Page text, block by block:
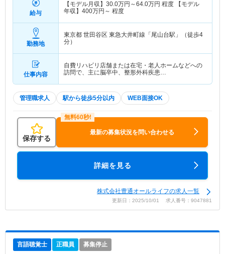
給与
【モデル月収】 30.0万円～64.0万円 程度 【モデル
年収】 400万円～ 程度
勤務地
東京都 世田谷区 東急大井町線「尾山台駅」（徒歩4
分）
仕事内容
自費リハビリ店舗または在宅・老人ホームなどへの
訪問で、主に脳卒中、整形外科疾患…
管理職求人 駅から徒歩5分以内 WEB面接OK
保存する
最新の募集状況を問い合わせる
詳細を見る
株式会社豊通オールライフの求人一覧
更新日：2025/10/01 求人番号：9047881
言語聴覚士 正職員 募集停止